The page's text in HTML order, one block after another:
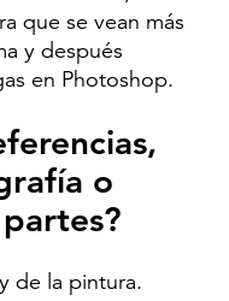
que se vean más
y después
en Photoshop.
o
de la pintura.